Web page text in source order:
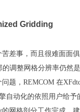
Gridding
差事，而且很难面面
调整网格分辨率仍然
题，REMCOM 在
自动化的依照用户给